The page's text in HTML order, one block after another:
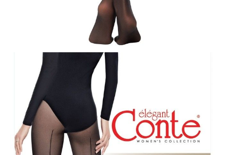
w sklepie Conte (Łodz)
pn.- czw. 8:00 - 16:00, pt. 8:00 - 14:00
Podnoszące na duchu, dodające osobowości codziennej stylizacji i
wyglądające intrygująco – rajstopy z imitacją szwu i napisem Positive
są stworzone po to, by zapadać w pamięć.
Cechy modelu:
• 20 den,
• cienki i elastyczny,
• imitacja szwu z napisem Positive,
• idealne dopasowanie,
• płaski szew,
• bawełniany klin,
• wzmocnione palece u nogi,
• elegancja jako źródło inspiracji.